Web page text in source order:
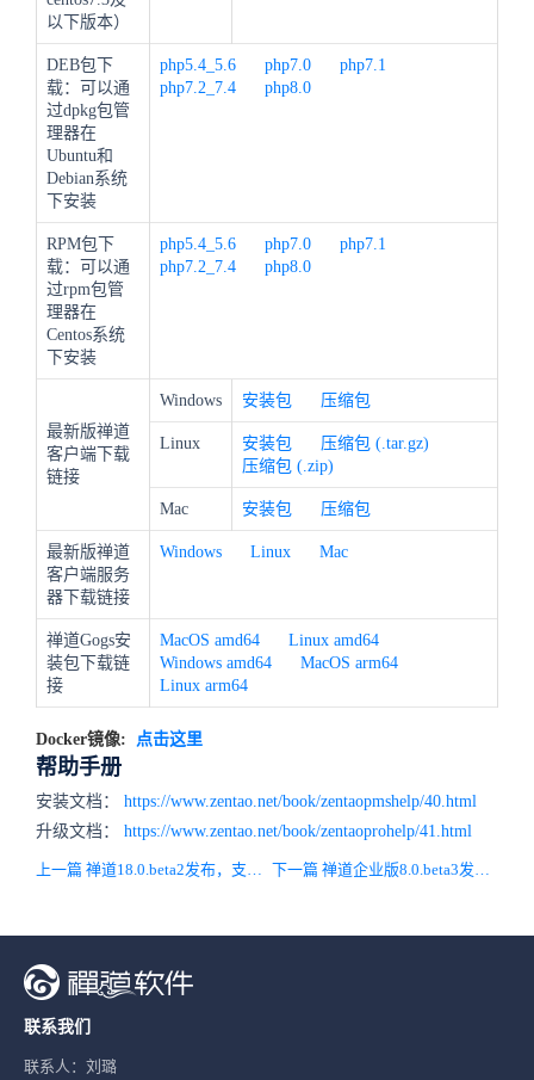
以下版本）
DEB包下
载：可以通
过dpkg包管
理器在
Ubuntu和
Debian系统
下安装
php5.4_5.6 php7.0
php7.1
php7.2_7.4
php8.0
RPM包下
载：可以通
过rpm包管
理器在
Centos系统
下安装
php5.4_5.6 php7.0
php7.1
php7.2_7.4
php8.0
最新版禅道
客户端下载
链接
Windows 安装包 压缩包
Linux 安装包
压缩包 (.tar.gz)
压缩包 (.zip)
Mac 安装包 压缩包
最新版禅道
客户端服务
器下载链接
Windows Linux Mac
禅道Gogs安
装包下载链
接
MacOS amd64
Linux amd64
Windows amd64
MacOS arm64
Linux arm64
Docker镜像: 点击这里
帮助手册
安装文档： https://www.zentao.net/book/zentaopmshelp/40.html
升级文档： https://www.zentao.net/book/zentaoprohelp/41.html
上一篇 禅道18.0.beta2发布，支持跨分支/平台管理计划、版本、发布! 下一篇 禅道企业版8.0.beta3发布，统计模块升级为BI，内置5张宏观管理维度大屏!
联系我们
联系人：刘璐